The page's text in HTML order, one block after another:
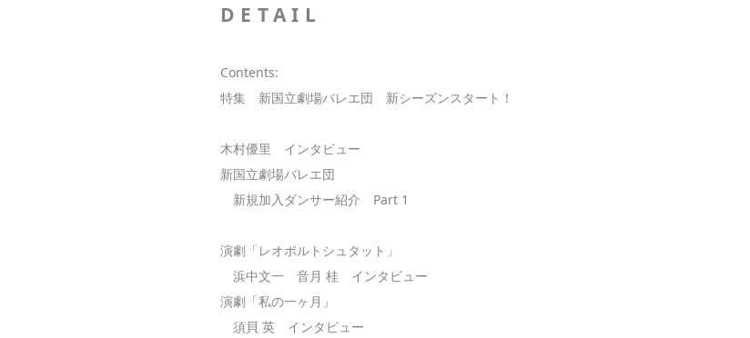
DETAIL
Contents:
特集 新国立劇場バレエ団 新シーズンスタート！
木村優里 インタビュー
新国立劇場バレエ団
新規加入ダンサー紹介 Part 1
演劇「レオポルトシュタット」
浜中文一 音月 桂 インタビュー
演劇「私の一ヶ月」
須貝 英 インタビュー